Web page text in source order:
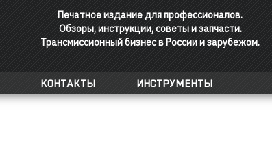
Печатное издание для профессионалов.
Обзоры, инструкции, советы и запчасти.
Трансмиссионный бизнес в России и зарубежом.
КОНТАКТЫ ИНСТРУМЕНТЫ